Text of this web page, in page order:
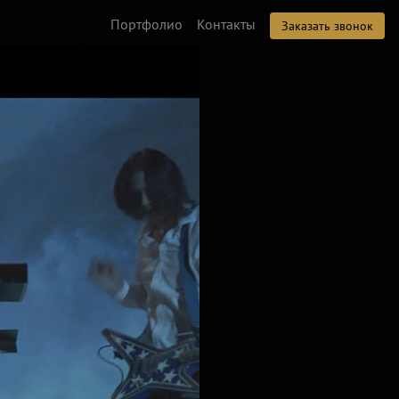
Портфолио Контакты Заказать звонок